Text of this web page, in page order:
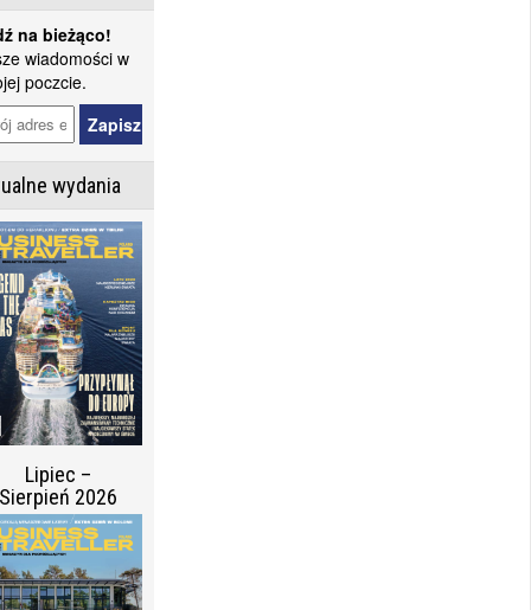
na bieżąco!
wiadomości w
poczcie.
wydania
Lipiec –
2026